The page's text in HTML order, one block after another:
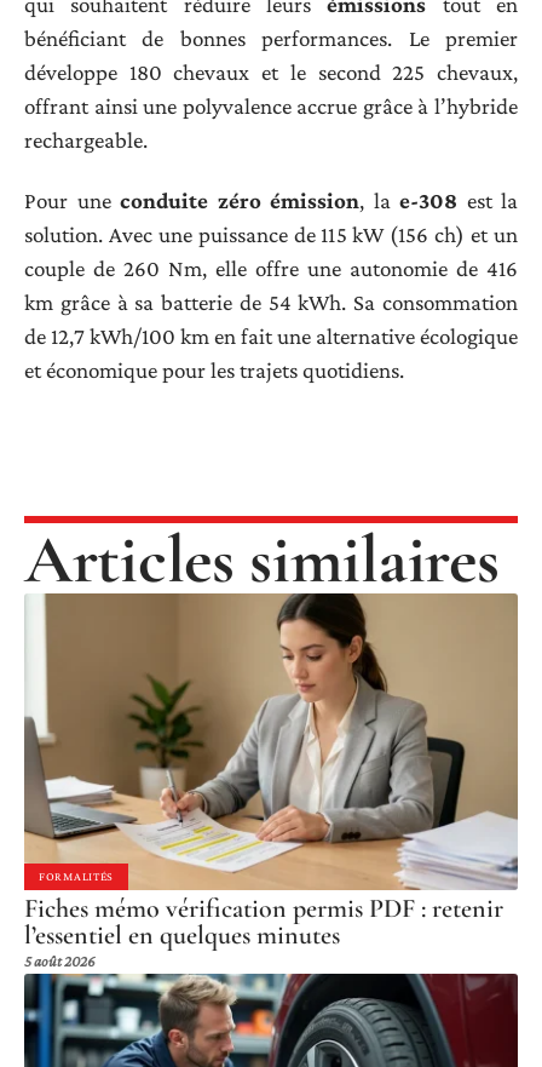
bénéficiant de bonnes performances. Le premier
développe 180 chevaux et le second 225 chevaux,
offrant ainsi une polyvalence accrue grâce à l’hybride
rechargeable.
Pour une conduite zéro émission, la e-308 est la
solution. Avec une puissance de 115 kW (156 ch) et un
couple de 260 Nm, elle offre une autonomie de 416
km grâce à sa batterie de 54 kWh. Sa consommation
de 12,7 kWh/100 km en fait une alternative écologique
et économique pour les trajets quotidiens.
Articles similaires
FORMALITÉS
Fiches mémo vérification permis PDF : retenir
l’essentiel en quelques minutes
5 août 2026